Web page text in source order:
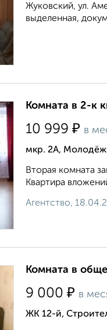
Жуковский, ул.
выделенная,
Комната в 2-к
10 999 ₽ в
мкр. 2А,
Вторая комната
Квартира
Агентство,
Комната в
9 000 ₽ в
ЖК 12-й,